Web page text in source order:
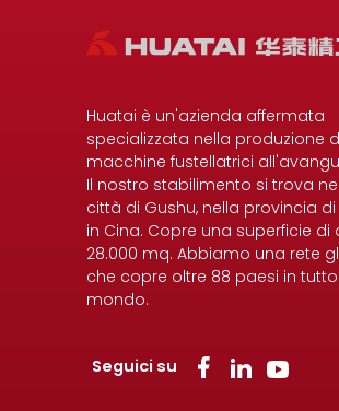
Huatai è un'azienda affermata
specializzata nella produzione
macchine fustellatrici
Il nostro stabilimento si trova
città di Gushu, nella provincia di
in Cina. Copre una superficie di
28.000 mq. Abbiamo una rete
che copre oltre 88 paesi in tutto
mondo.
Seguici su